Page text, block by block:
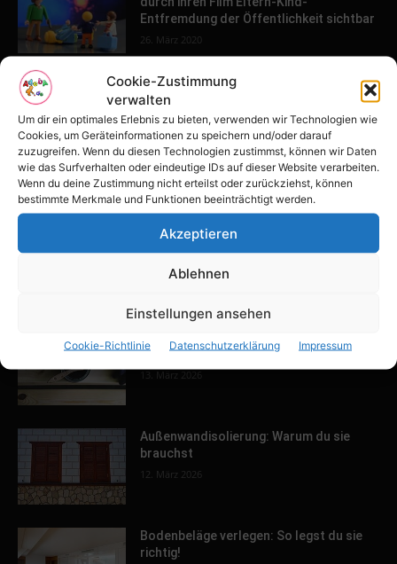
Cookie-Zustimmung
verwalten
Um dir ein optimales Erlebnis zu bieten, verwenden wir Technologien wie
Cookies, um Geräteinformationen zu speichern und/oder darauf
zuzugreifen. Wenn du diesen Technologien zustimmst, können wir Daten
wie das Surfverhalten oder eindeutige IDs auf dieser Website verarbeiten.
Wenn du deine Zustimmung nicht erteilst oder zurückziehst, können
bestimmte Merkmale und Funktionen beeinträchtigt werden.
Akzeptieren
Ablehnen
Einstellungen ansehen
Cookie-Richtlinie Datenschutzerklärung Impressum
Entfremdung der Öffentlichkeit sichtbar
26. März 2020
POPULAR POSTS
Tulpenfest läutet Frühling in Potsdam
ein
16. April 2026
Familien-Paradies an der Adria
dein Zuhause
13. März 2026
Außenwandisolierung: Warum du sie
brauchst
12. März 2026
Bodenbeläge verlegen: So legst du sie
richtig!